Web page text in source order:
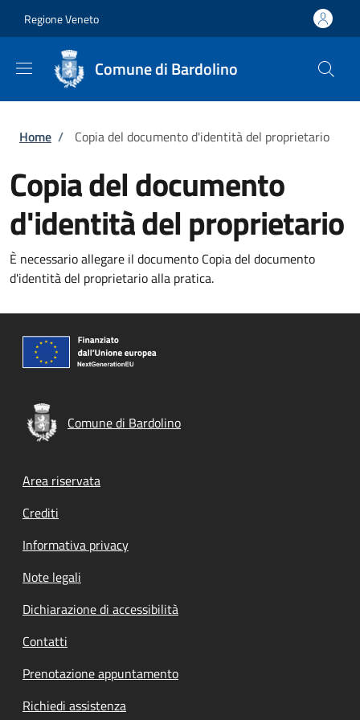
Regione Veneto
Comune di Bardolino
Briciole di pane
Home / Copia del documento d'identità del proprietario
Copia del documento
d'identità del proprietario
È necessario allegare il documento Copia del documento
d'identità del proprietario alla pratica.
Comune di Bardolino
Footer menu
Area riservata
Crediti
Informativa privacy
Note legali
Dichiarazione di accessibilità
Contatti
Prenotazione appuntamento
Richiedi assistenza